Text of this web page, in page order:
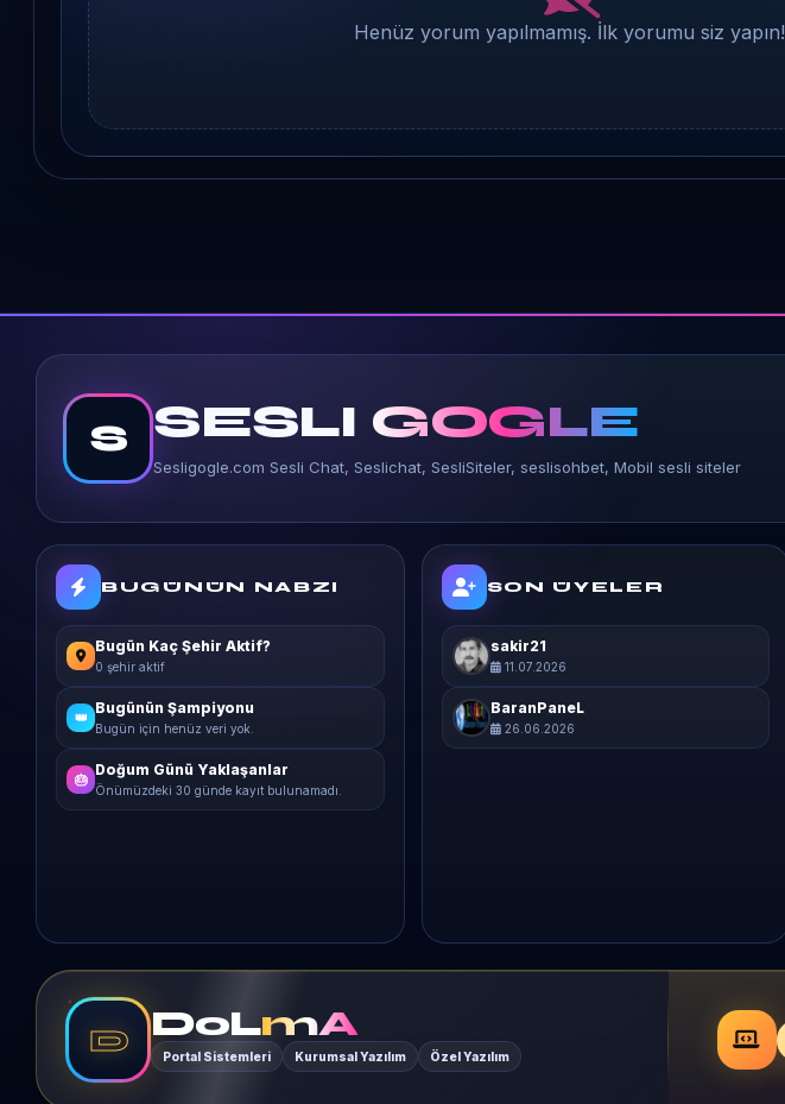
Henüz yorum yapılmamış. İlk yorumu siz yapın!
S SESLI GOGLE
Sesligogle.com Sesli Chat, Seslichat, SesliSiteler, seslisohbet, Mobil sesli siteler
BUGÜNÜN NABZI
Bugün Kaç Şehir Aktif?
0 şehir aktif
👑
Bugünün Şampiyonu
Bugün için henüz veri yok.
🎂
Doğum Günü Yaklaşanlar
Önümüzdeki 30 günde kayıt bulunamadı.
SON ÜYELER
sakir21
11.07.2026
BaranPaneL
26.06.2026
D DoLmA
Portal Sistemleri Kurumsal Yazılım Özel Yazılım